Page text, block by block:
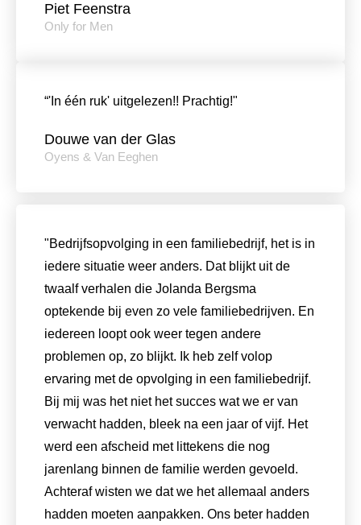
Piet Feenstra
Only for Men
“'In één ruk' uitgelezen!! Prachtig!"
Douwe van der Glas
Oyens & Van Eeghen
"Bedrijfsopvolging in een familiebedrijf, het is in
iedere situatie weer anders. Dat blijkt uit de
twaalf verhalen die Jolanda Bergsma
optekende bij even zo vele familiebedrijven. En
iedereen loopt ook weer tegen andere
problemen op, zo blijkt. Ik heb zelf volop
ervaring met de opvolging in een familiebedrijf.
Bij mij was het niet het succes wat we er van
verwacht hadden, bleek na een jaar of vijf. Het
werd een afscheid met littekens die nog
jarenlang binnen de familie werden gevoeld.
Achteraf wisten we dat we het allemaal anders
hadden moeten aanpakken. Ons beter hadden